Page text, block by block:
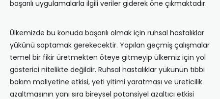
başarılı uygulamalarla ilgili veriler giderek öne çıkmaktadır.
Ülkemizde bu konuda başarılı olmak için ruhsal hastalıklar
yükünü saptamak gerekecektir. Yapılan geçmiş çalışmalar
temel bir fikir üretmekten öteye gitmeyip ülkemiz için yol
gösterici nitelikte değildir. Ruhsal hastalıklar yükünün tıbbi
bakım maliyetine etkisi, yeti yitimi yaratması ve üreticilik
azaltmasının yanı sıra bireysel potansiyel azaltıcı etkisi